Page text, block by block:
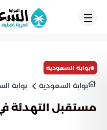
بوابة السعودية
بوابة السعودية بوابة
مستقبل التهدئة